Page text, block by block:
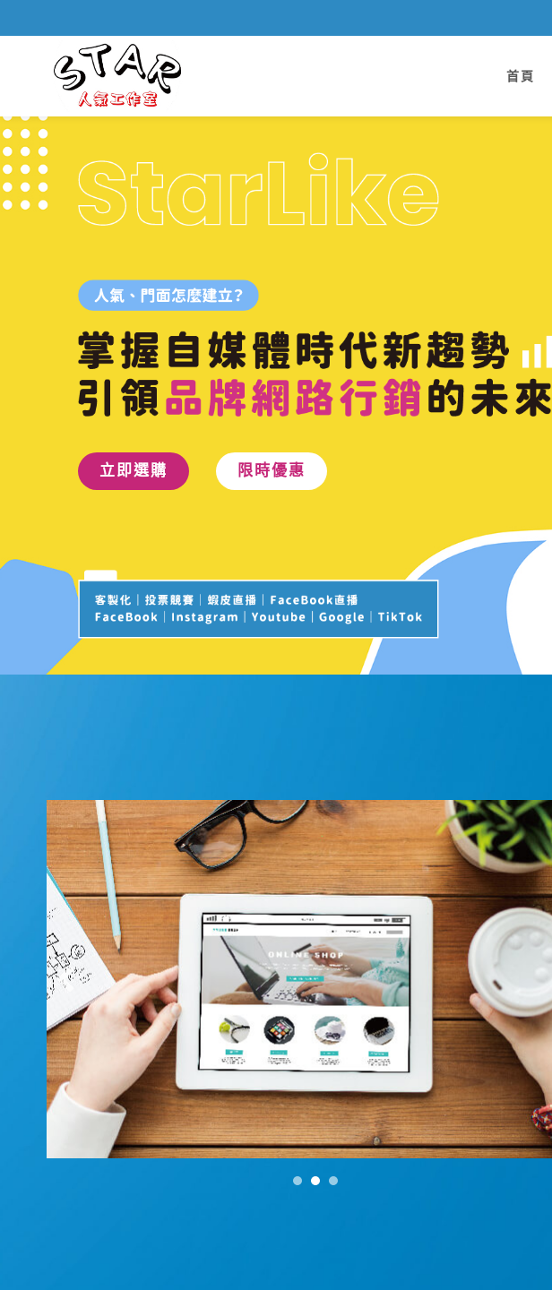
首頁
立即選購 限時優惠